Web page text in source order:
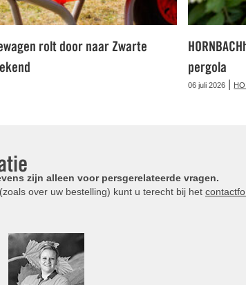
rolt door naar Zwarte
pergola
06 juli 2026
zijn alleen voor persgerelateerde vragen.
over uw bestelling) kunt u terecht bij het